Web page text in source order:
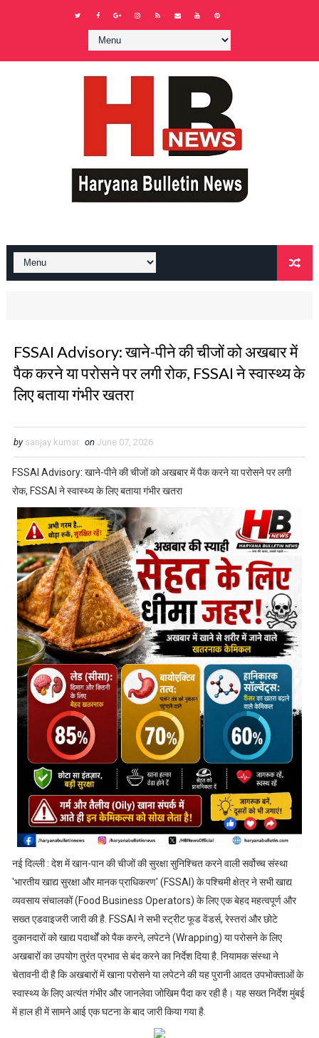
FSSAI Advisory: खाने-पीने की चीजों को अखबार में
पैक करने या परोसने पर लगी रोक, FSSAI ने स्वास्थ्य के
लिए बताया गंभीर खतरा
by sanjay kumar on June 07, 2026
FSSAI Advisory: खाने-पीने की चीजों को अखबार में पैक करने या परोसने पर लगी
रोक, FSSAI ने स्वास्थ्य के लिए बताया गंभीर खतरा
नई दिल्ली : देश में खान-पान की चीजों की सुरक्षा सुनिश्चित करने वाली सर्वोच्च संस्था
'भारतीय खाद्य सुरक्षा और मानक प्राधिकरण' (FSSAI) के पश्चिमी क्षेत्र ने सभी खाद्य
व्यवसाय संचालकों (Food Business Operators) के लिए एक बेहद महत्वपूर्ण और
सख्त एडवाइजरी जारी की है. FSSAI ने सभी स्ट्रीट फूड वेंडर्स, रेस्तरां और छोटे
दुकानदारों को खाद्य पदार्थों को पैक करने, लपेटने (Wrapping) या परोसने के लिए
अखबारों का उपयोग तुरंत प्रभाव से बंद करने का निर्देश दिया है. नियामक संस्था ने
चेतावनी दी है कि अखबारों में खाना परोसने या लपेटने की यह पुरानी आदत उपभोक्ताओं के
स्वास्थ्य के लिए अत्यंत गंभीर और जानलेवा जोखिम पैदा कर रही है। यह सख्त निर्देश मुंबई
में हाल ही में सामने आई एक घटना के बाद जारी किया गया है.